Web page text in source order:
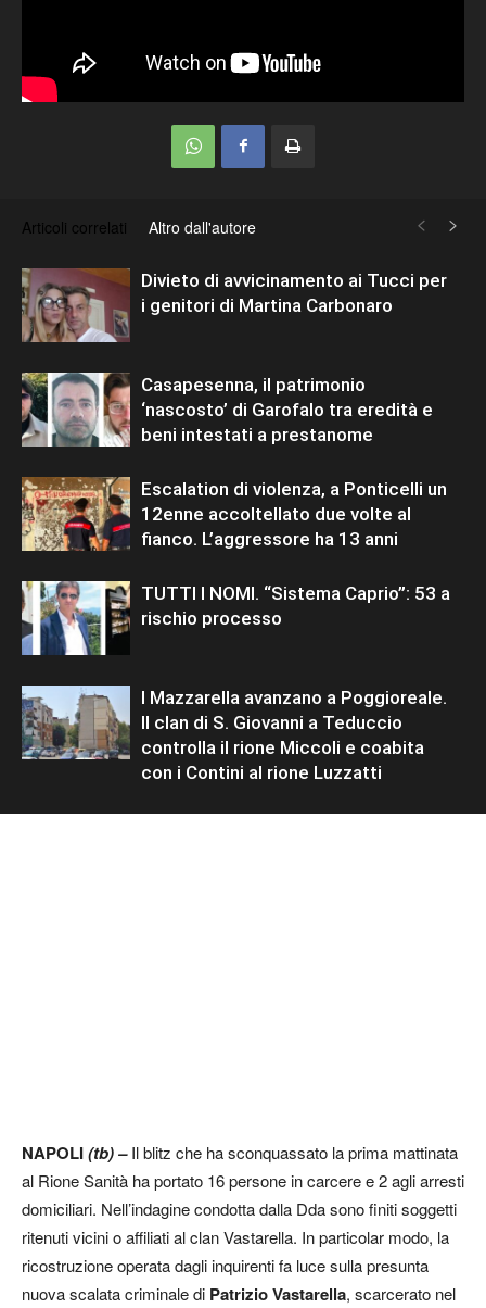
Articoli correlati Altro dall'autore
Divieto di avvicinamento ai Tucci per
i genitori di Martina Carbonaro
Casapesenna, il patrimonio
‘nascosto’ di Garofalo tra eredità e
beni intestati a prestanome
Escalation di violenza, a Ponticelli un
12enne accoltellato due volte al
fianco. L’aggressore ha 13 anni
TUTTI I NOMI. “Sistema Caprio”: 53 a
rischio processo
I Mazzarella avanzano a Poggioreale.
Il clan di S. Giovanni a Teduccio
controlla il rione Miccoli e coabita
con i Contini al rione Luzzatti
NAPOLI(tb) –Il blitz che ha sconquassato la prima mattinata
al Rione Sanità ha portato 16 persone in carcere e 2 agli arresti
domiciliari. Nell’indagine condotta dalla Dda sono finiti soggetti
ritenuti vicini o affiliati al clan Vastarella. In particolar modo, la
ricostruzione operata dagli inquirenti fa luce sulla presunta
nuova scalata criminale di Patrizio Vastarella, scarcerato nel